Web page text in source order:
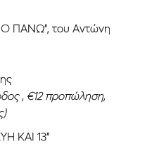
ΠΑΝΩ”, του Αντώνη
, €12 προπώληση,
ΚΑΙ 13”